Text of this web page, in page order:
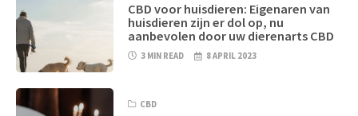
CBD voor huisdieren: Eigenaren van
huisdieren zijn er dol op, nu
aanbevolen door uw dierenarts CBD
3 MIN READ 8 APRIL 2023
CBD